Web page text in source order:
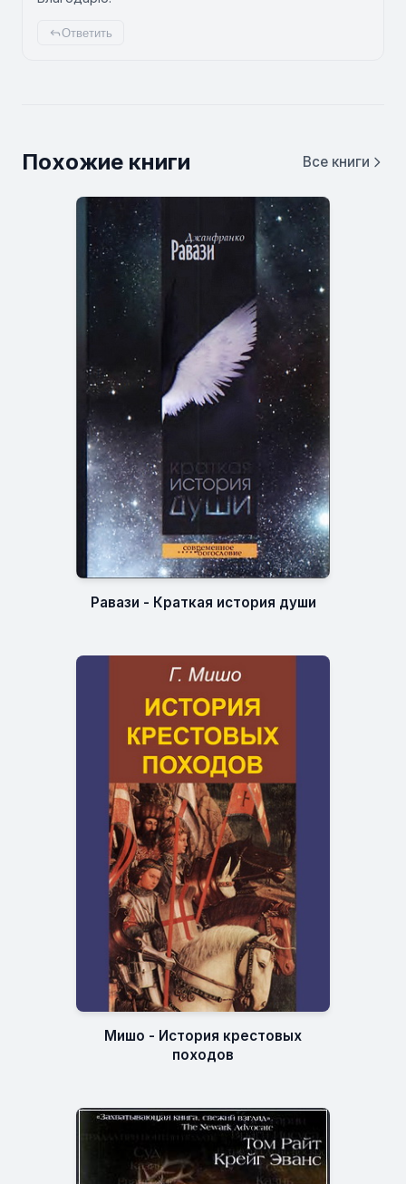
Ответить
Похожие книги Все книги
Равази - Краткая история души
Мишо - История крестовых
походов